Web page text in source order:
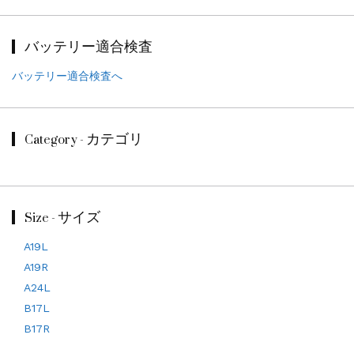
バッテリー適合検査
バッテリー適合検査へ
Category - カテゴリ
Size - サイズ
A19L
A19R
A24L
B17L
B17R